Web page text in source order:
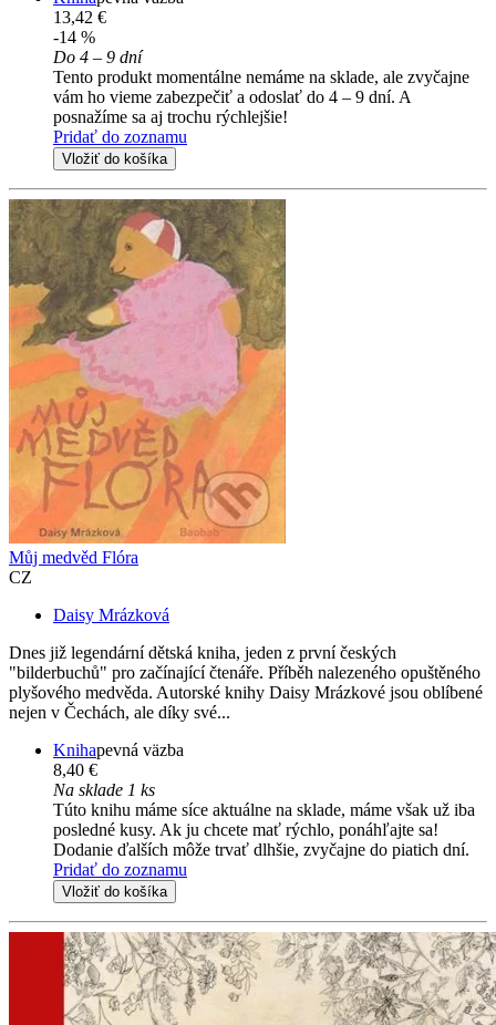
13,42 €
-14 %
Do 4 – 9 dní
Tento produkt momentálne nemáme na sklade, ale zvyčajne
vám ho vieme zabezpečiť a odoslať do 4 – 9 dní. A
posnažíme sa aj trochu rýchlejšie!
Pridať do zoznamu
Vložiť do košíka
Můj medvěd Flóra
CZ
Daisy Mrázková
Dnes již legendární dětská kniha, jeden z první českých
"bilderbuchů" pro začínající čtenáře. Příběh nalezeného opuštěného
plyšového medvěda. Autorské knihy Daisy Mrázkové jsou oblíbené
nejen v Čechách, ale díky své...
Knihapevná väzba
8,40 €
Na sklade 1 ks
Túto knihu máme síce aktuálne na sklade, máme však už iba
posledné kusy. Ak ju chcete mať rýchlo, ponáhľajte sa!
Dodanie ďalších môže trvať dlhšie, zvyčajne do piatich dní.
Pridať do zoznamu
Vložiť do košíka